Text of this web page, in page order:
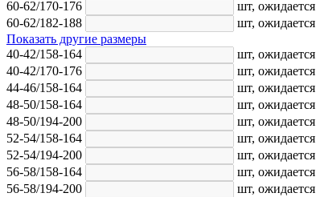
60-62/170-176
шт, ожидается
60-62/182-188
шт, ожидается
Показать другие размеры
40-42/158-164
шт, ожидается
40-42/170-176
шт, ожидается
44-46/158-164
шт, ожидается
48-50/158-164
шт, ожидается
48-50/194-200
шт, ожидается
52-54/158-164
шт, ожидается
52-54/194-200
шт, ожидается
56-58/158-164
шт, ожидается
56-58/194-200
шт, ожидается